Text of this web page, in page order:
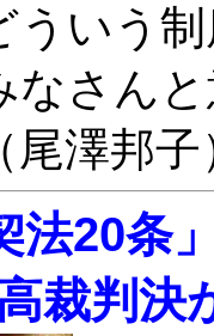
ういう
なさん
尾澤邦
法20条
裁判決